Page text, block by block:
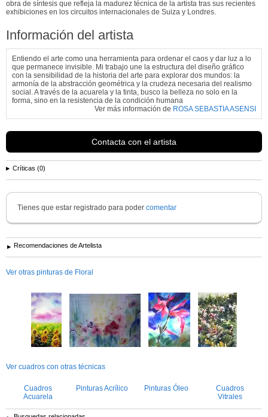
obra de síntesis que refleja la madurez técnica de la artista tras sus recientes
exhibiciones en los circuitos internacionales de Suiza y Londres.
Información del artista
Entiendo el arte como una herramienta para ordenar el caos y dar luz a lo
que permanece invisible. Mi trabajo une la estructura del diseño gráfico
con la sensibilidad de la historia del arte para explorar dos mundos: la
armonía de la abstracción geométrica y la crudeza necesaria del realismo
social. A través de la acuarela y la tinta, busco la belleza no solo en la
forma, sino en la resistencia de la condición humana
Ver más información de ROSA SEBASTIA ASENSI
Contacta con el artista
Críticas (0)
Tienes que estar registrado para poder comentar
Recomendaciones de Artelista
Ver otras pinturas de Floral
Ver cuadros con otras técnicas
Cuadros
Acuarela
Pinturas Acrílico Pinturas Óleo
Cuadros
Vitrales